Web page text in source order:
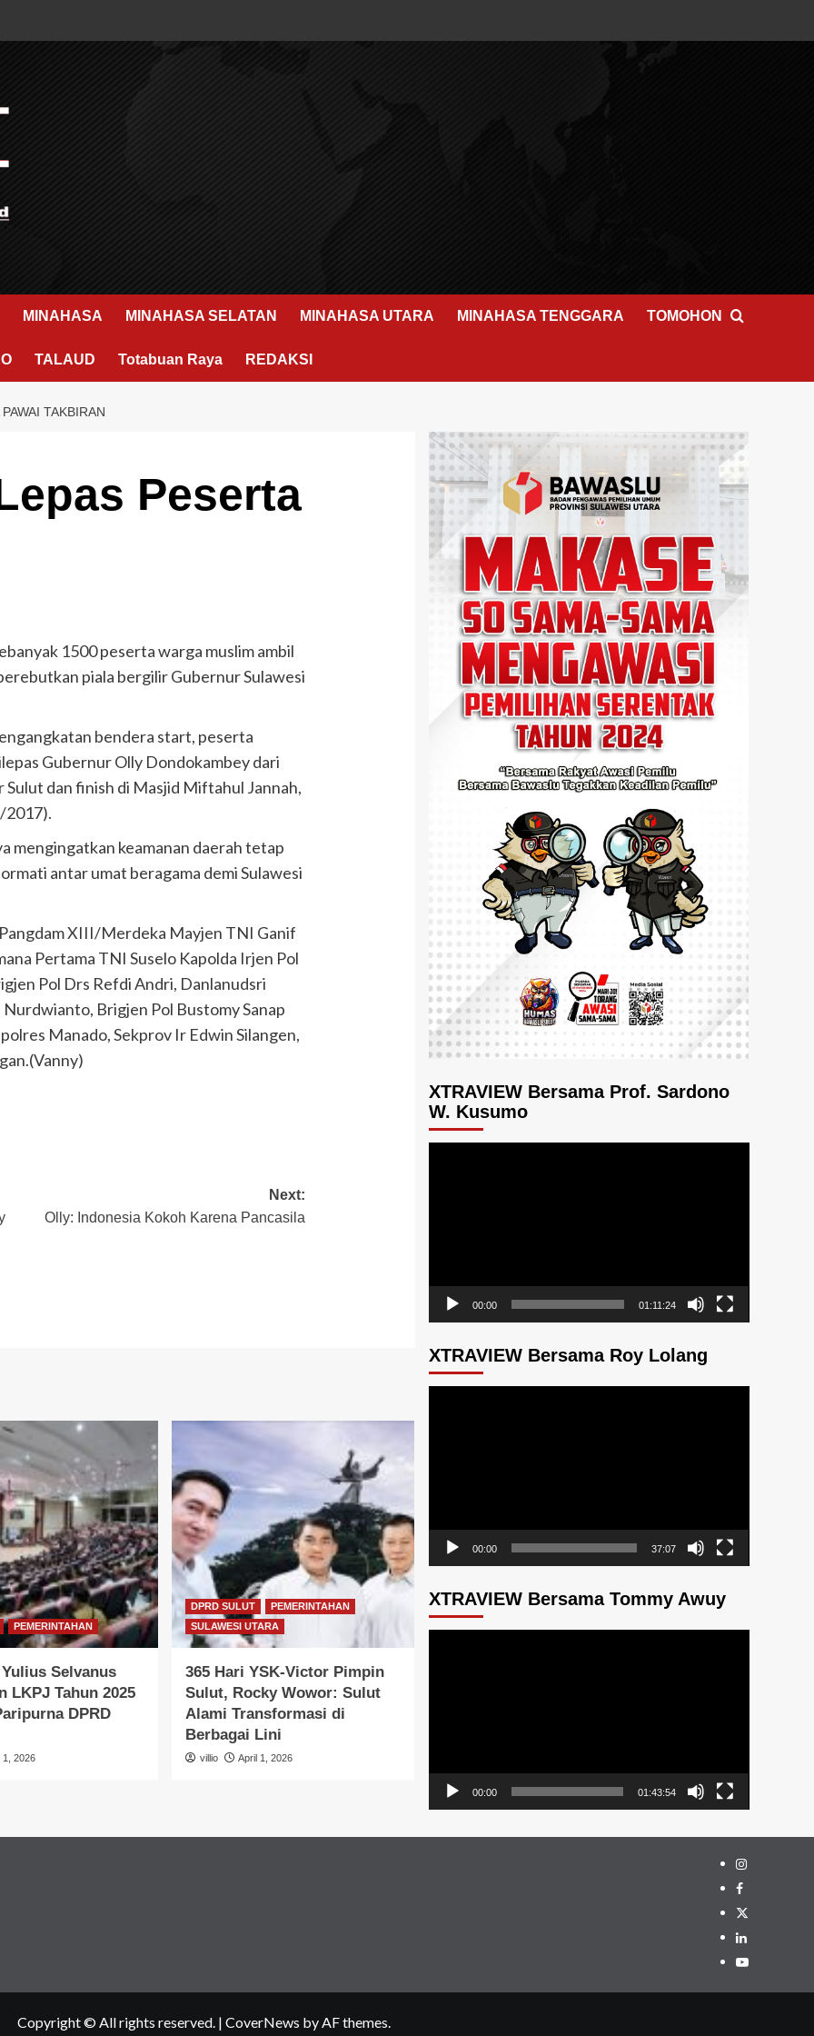
MINAHASA MINAHASA SELATAN MINAHASA UTARA MINAHASA TENGGARA TOMOHON
TALAUD Totabuan Raya REDAKSI
TAKBIRAN
Peserta
1500 peserta warga muslim ambil
piala bergilir Gubernur Sulawesi
bendera start, peserta
Gubernur Olly Dondokambey dari
dan finish di Masjid Miftahul Jannah,
2017).
mengingatkan keamanan daerah tetap
antar umat beragama demi Sulawesi
XIII/Merdeka Mayjen TNI Ganif
Pertama TNI Suselo Kapolda Irjen Pol
Pol Drs Refdi Andri, Danlanudsri
Brigjen Pol Bustomy Sanap
Manado, Sekprov Ir Edwin Silangen,
Next:
Olly: Indonesia Kokoh Karena Pancasila
PEMERINTAHAN
Selvanus
LKPJ Tahun 2025
DPRD
1, 2026
DPRD SULUT
PEMERINTAHAN
SULAWESI UTARA
365 Hari YSK-Victor Pimpin
Sulut, Rocky Wowor: Sulut
Alami Transformasi di
Berbagai Lini
villio April 1, 2026
XTRAVIEW Bersama Prof. Sardono
W. Kusumo
00:00 01:11:24
XTRAVIEW Bersama Roy Lolang
00:00 37:07
XTRAVIEW Bersama Tommy Awuy
00:00 01:43:54
Instagram
Facebook
Twitter
Linkedin
Youtube
Copyright © All rights reserved. | CoverNews by AF themes.